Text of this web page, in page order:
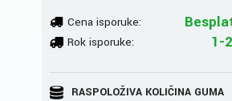
Cena isporuke:
Rok isporuke: 1-
RASPOLOŽIVA KOLIČINA GUMA